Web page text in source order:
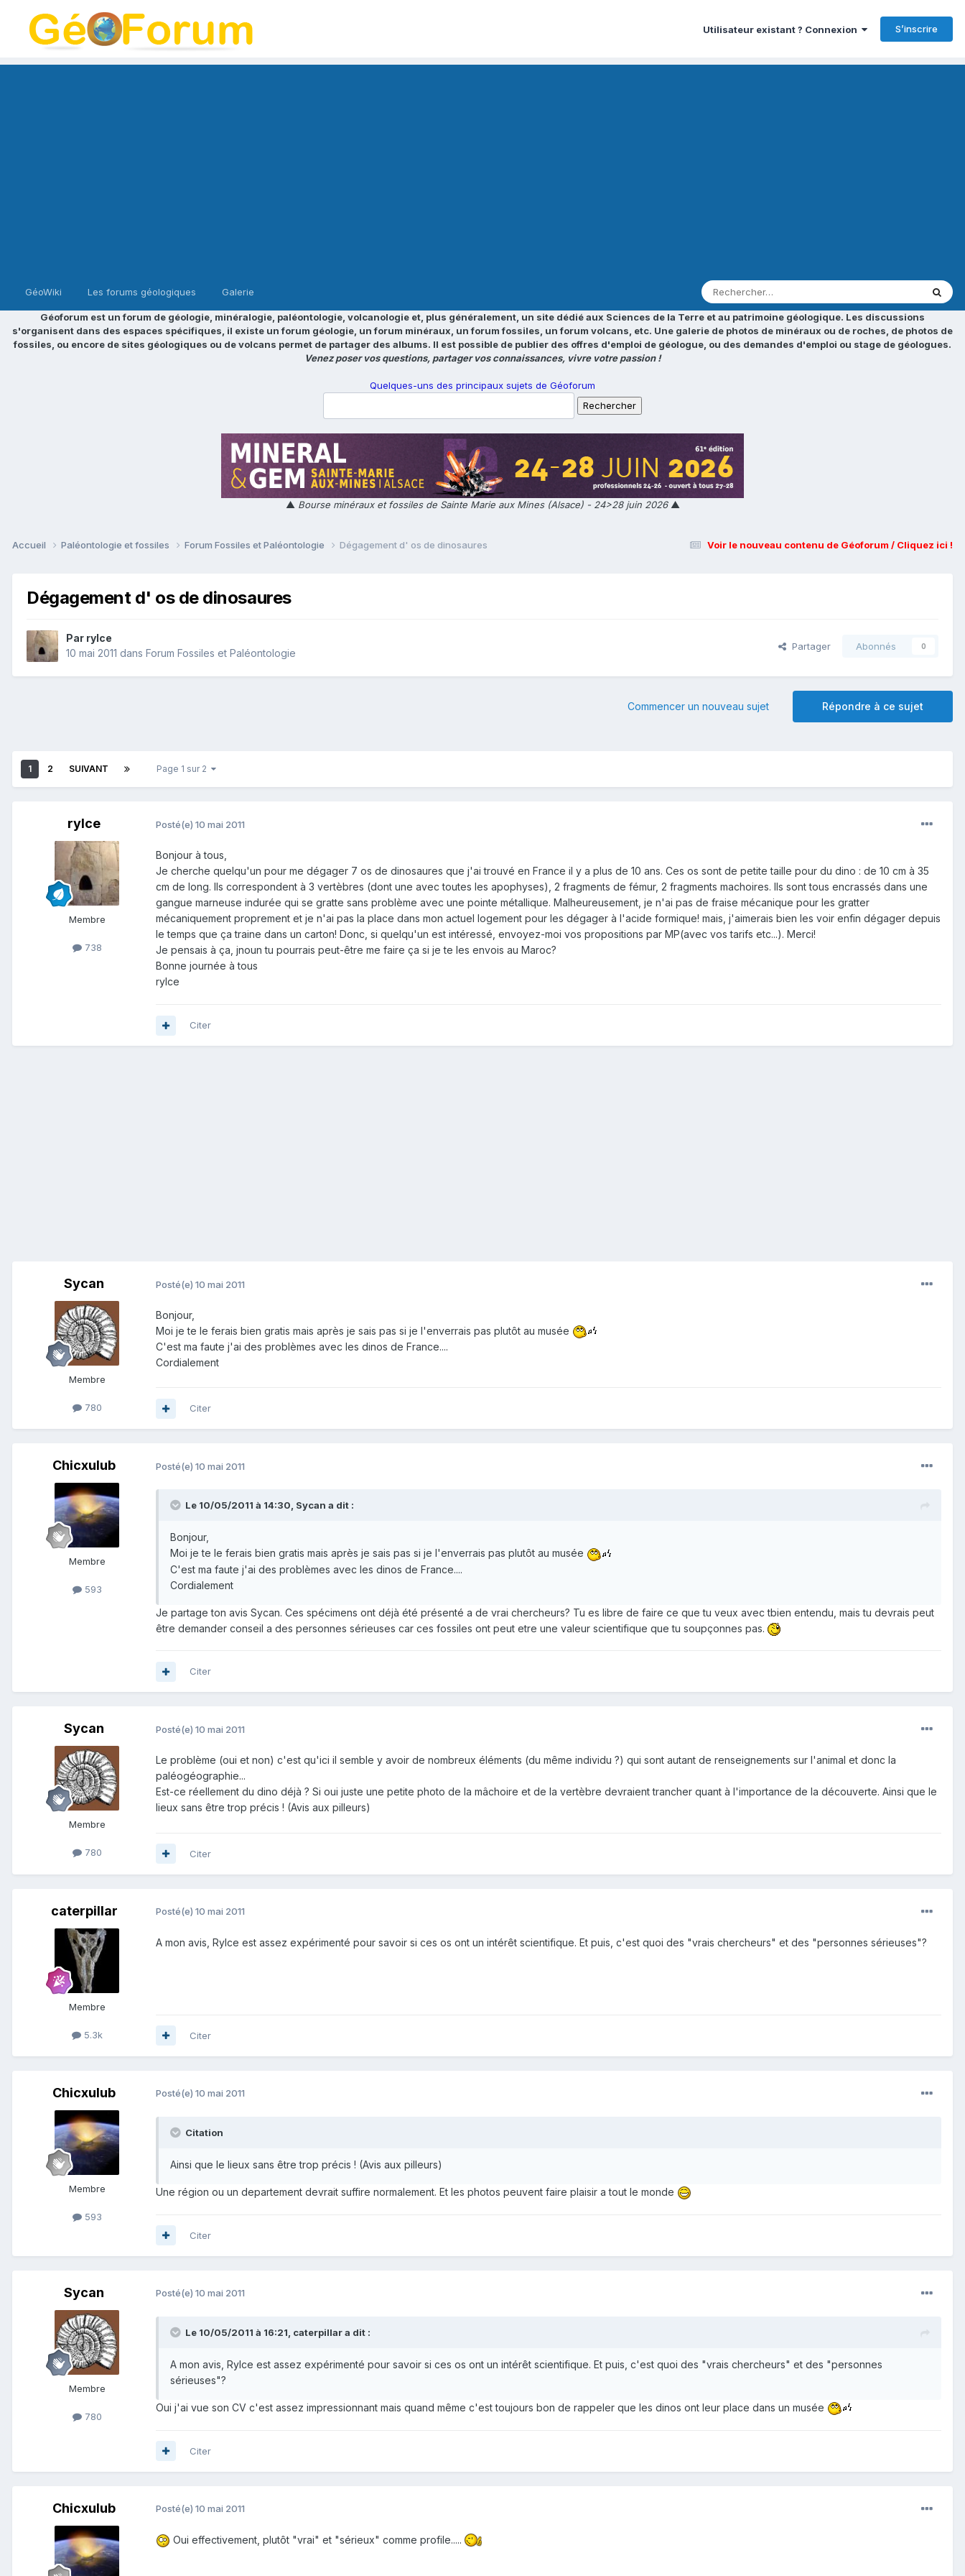
Utilisateur existant ? Connexion S’inscrire
GéoWiki Les forums géologiques Galerie
Géoforum est un forum de géologie, minéralogie, paléontologie, volcanologie et, plus généralement, un site dédié aux Sciences de la Terre et au patrimoine géologique. Les discussions
s'organisent dans des espaces spécifiques, il existe un forum géologie, un forum minéraux, un forum fossiles, un forum volcans, etc. Une galerie de photos de minéraux ou de roches, de photos de
fossiles, ou encore de sites géologiques ou de volcans permet de partager des albums. Il est possible de publier des offres d'emploi de géologue, ou des demandes d'emploi ou stage de géologues.
Venez poser vos questions, partager vos connaissances, vivre votre passion !
Quelques-uns des principaux sujets de Géoforum
▲ Bourse minéraux et fossiles de Sainte Marie aux Mines (Alsace) - 24>28 juin 2026▲
Voir le nouveau contenu de Géoforum / Cliquez ici !
Accueil Paléontologie et fossiles Forum Fossiles et Paléontologie Dégagement d' os de dinosaures
Dégagement d' os de dinosaures
Par rylce
10 mai 2011 dans Forum Fossiles et Paléontologie
Partager Abonnés 0
Répondre à ce sujet
Commencer un nouveau sujet
1 2 SUIVANT Page 1 sur 2
rylce
Membre
738
Posté(e) 10 mai 2011
Bonjour à tous,
Je cherche quelqu'un pour me dégager 7 os de dinosaures que j'ai trouvé en France il y a plus de 10 ans. Ces os sont de petite taille pour du dino : de 10 cm à 35
cm de long. Ils correspondent à 3 vertèbres (dont une avec toutes les apophyses), 2 fragments de fémur, 2 fragments machoires. Ils sont tous encrassés dans une
gangue marneuse indurée qui se gratte sans problème avec une pointe métallique. Malheureusement, je n'ai pas de fraise mécanique pour les gratter
mécaniquement proprement et je n'ai pas la place dans mon actuel logement pour les dégager à l'acide formique! mais, j'aimerais bien les voir enfin dégager depuis
le temps que ça traine dans un carton! Donc, si quelqu'un est intéressé, envoyez-moi vos propositions par MP(avec vos tarifs etc...). Merci!
Je pensais à ça, jnoun tu pourrais peut-être me faire ça si je te les envois au Maroc?
Bonne journée à tous
rylce
Citer
Sycan
Membre
780
Posté(e) 10 mai 2011
Bonjour,
Moi je te le ferais bien gratis mais après je sais pas si je l'enverrais pas plutôt au musée
C'est ma faute j'ai des problèmes avec les dinos de France....
Cordialement
Citer
Chicxulub
Membre
593
Posté(e) 10 mai 2011
Le 10/05/2011 à 14:30, Sycan a dit :
Bonjour,
Moi je te le ferais bien gratis mais après je sais pas si je l'enverrais pas plutôt au musée
C'est ma faute j'ai des problèmes avec les dinos de France....
Cordialement
Je partage ton avis Sycan. Ces spécimens ont déjà été présenté a de vrai chercheurs? Tu es libre de faire ce que tu veux avec tbien entendu, mais tu devrais peut
être demander conseil a des personnes sérieuses car ces fossiles ont peut etre une valeur scientifique que tu soupçonnes pas.
Citer
Sycan
Membre
780
Posté(e) 10 mai 2011
Le problème (oui et non) c'est qu'ici il semble y avoir de nombreux éléments (du même individu ?) qui sont autant de renseignements sur l'animal et donc la
paléogéographie...
Est-ce réellement du dino déjà ? Si oui juste une petite photo de la mâchoire et de la vertèbre devraient trancher quant à l'importance de la découverte. Ainsi que le
lieux sans être trop précis ! (Avis aux pilleurs)
Citer
caterpillar
Membre
5.3k
Posté(e) 10 mai 2011
A mon avis, Rylce est assez expérimenté pour savoir si ces os ont un intérêt scientifique. Et puis, c'est quoi des "vrais chercheurs" et des "personnes sérieuses"?
Citer
Chicxulub
Membre
593
Posté(e) 10 mai 2011
Citation
Ainsi que le lieux sans être trop précis ! (Avis aux pilleurs)
Une région ou un departement devrait suffire normalement. Et les photos peuvent faire plaisir a tout le monde
Citer
Sycan
Membre
780
Posté(e) 10 mai 2011
Le 10/05/2011 à 16:21, caterpillar a dit :
A mon avis, Rylce est assez expérimenté pour savoir si ces os ont un intérêt scientifique. Et puis, c'est quoi des "vrais chercheurs" et des "personnes
sérieuses"?
Oui j'ai vue son CV c'est assez impressionnant mais quand même c'est toujours bon de rappeler que les dinos ont leur place dans un musée
Citer
Chicxulub Posté(e) 10 mai 2011
Oui effectivement, plutôt "vrai" et "sérieux" comme profile.....